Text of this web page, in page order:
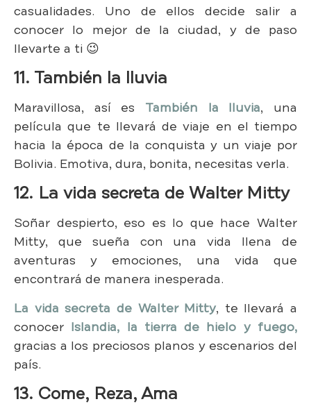
casualidades. Uno de ellos decide salir a
conocer lo mejor de la ciudad, y de paso
llevarte a ti 😉
11. También la lluvia
Maravillosa, así es También la lluvia, una
película que te llevará de viaje en el tiempo
hacia la época de la conquista y un viaje por
Bolivia. Emotiva, dura, bonita, necesitas verla.
12. La vida secreta de Walter Mitty
Soñar despierto, eso es lo que hace Walter
Mitty, que sueña con una vida llena de
aventuras y emociones, una vida que
encontrará de manera inesperada.
La vida secreta de Walter Mitty, te llevará a
conocer Islandia, la tierra de hielo y fuego,
gracias a los preciosos planos y escenarios del
país.
13. Come, Reza, Ama